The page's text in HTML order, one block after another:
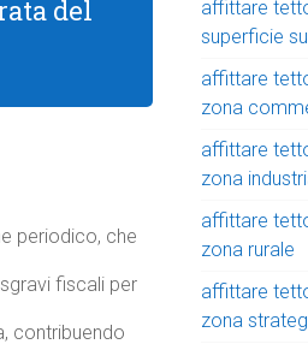
del
periodico, che
fiscali per
contribuendo
affittare
superficie
affittare
zona
affittare
zona
affittare
zona rurale
affittare
zona